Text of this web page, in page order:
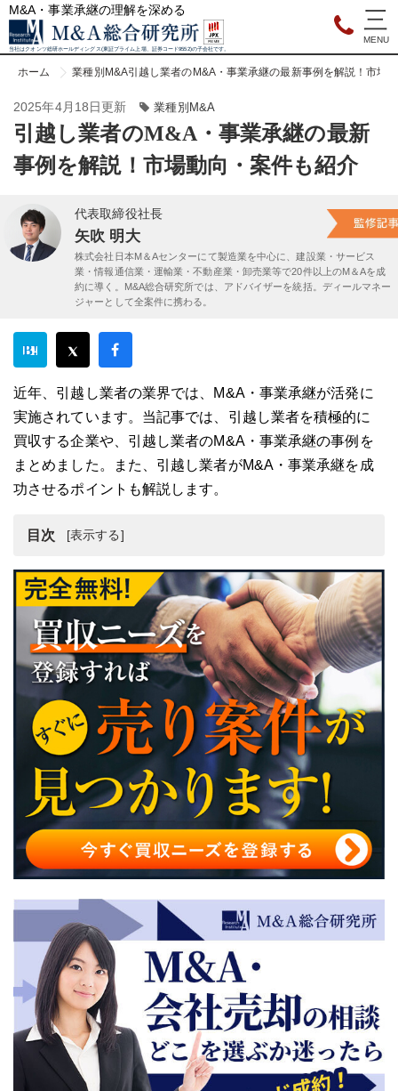
M&A・事業承継の理解を深める
当社はクオンツ総研ホールディングス(東証プライム上場、証券コード9552)の子会社です。
ホーム 業種別M&A引越し業者のM&A・事業承継の最新事例を解説！市場
2025年4月18日更新 業種別M&A
引越し業者のM&A・事業承継の最新
事例を解説！市場動向・案件も紹介
代表取締役社長
矢吹 明大
株式会社日本M＆Aセンターにて製造業を中心に、建設業・サービス
業・情報通信業・運輸業・不動産業・卸売業等で20件以上のM＆Aを成
約に導く。M&A総合研究所では、アドバイザーを統括。ディールマネー
ジャーとして全案件に携わる。
近年、引越し業者の業界では、M&A・事業承継が活発に
実施されています。当記事では、引越し業者を積極的に
買収する企業や、引越し業者のM&A・事業承継の事例を
まとめました。また、引越し業者がM&A・事業承継を成
功させるポイントも解説します。
目次
引越し業者の最新動向
引越し業者のM&A・事業承継するメリット
引越し業者のM&A・事業承継の案件例
引越し業者のM&A・事業承継の事例
引越し業者のM&A・事業承継に積極的な企業
引越し業者のM&A・事業承継を成功させるポイント
引越し業者のM&A・事業承継の売却相場
引越し業者のM&A・事業承継時におすすめの相談先
引越し業者のM&A・事業承継まとめ